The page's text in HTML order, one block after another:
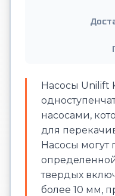
Насосы Unilift
насосами,
для
Насосы могут
твердых
более 10 мм,